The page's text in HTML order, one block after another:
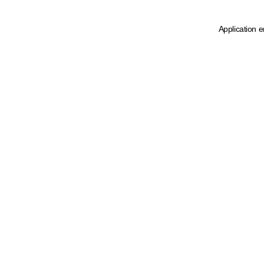
Application